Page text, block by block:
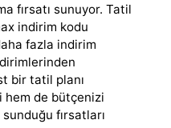
fırsatı sunuyor. Tatil
indirim kodu
fazla indirim
bir tatil planı
de bütçenizi
fırsatları